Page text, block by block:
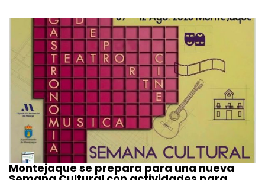
Montejaque se prepara para una nueva